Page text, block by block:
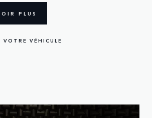
PLUS
VOTRE VÉHICULE